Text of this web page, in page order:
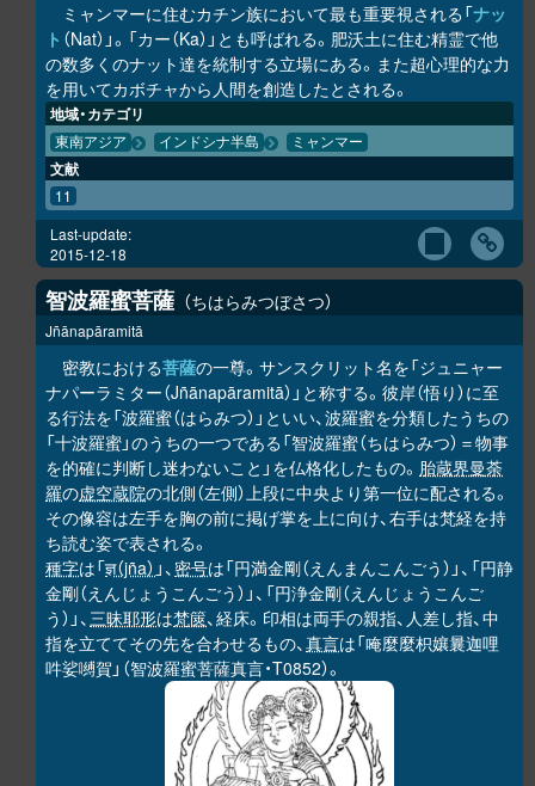
ミャンマーに住むカチン族において最も重要視される「ナッ
ト （Nat）」。「カー（Ka）」とも呼ばれる。肥沃土に住む精霊で他
の数多くのナット達を統制する立場にある。また超心理的な力
を用いてカボチャから人間を創造したとされる。
地域・カテゴリ
東南アジア インドシナ半島 ミャンマー
文献
11
Last-update:
2015-12-18
智波羅蜜菩薩 ちはらみつぼさつ
Jñānapāramitā
密教における菩薩の一尊。サンスクリット名を「ジュニャー
ナパーラミター（Jñānapāramitā）」と称する。彼岸（悟り）に至
る行法を「波羅蜜（はらみつ）」といい、波羅蜜を分類したうちの
「十波羅蜜」のうちの一つである「智波羅蜜（ちはらみつ）＝物事
を的確に判断し迷わないこと」を仏格化したもの。 胎蔵界曼荼
羅の虚空蔵院の北側（左側）上段に中央より第一位に配される。
その像容は左手を胸の前に掲げ掌を上に向け、右手は梵経を持
ち読む姿で表される。
種字は「ज्ञ（jña） 」、 密号は「円満金剛（えんまんこんごう）」、「円静
金剛（えんじょうこんごう）」、「円浄金剛（えんじょうこんご
う）」、三昧耶形は梵篋、経床。印相は両手の親指、人差し指、中
指を立ててその先を合わせるもの、真言は「唵麼麼枳孃曩迦哩
吽娑嚩賀」（智波羅蜜菩薩真言・T0852）。